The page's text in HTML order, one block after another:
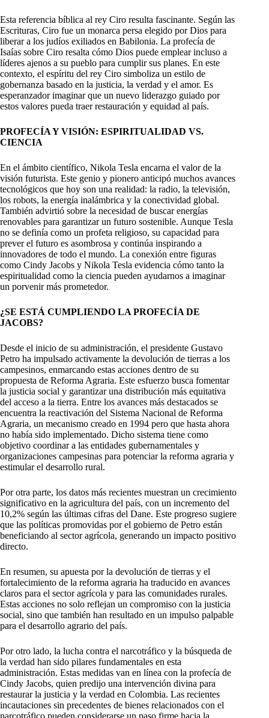
Esta referencia bíblica al rey Ciro resulta fascinante. Según las
Escrituras, Ciro fue un monarca persa elegido por Dios para
liberar a los judíos exiliados en Babilonia. La profecía de
Isaías sobre Ciro resalta cómo Dios puede emplear incluso a
líderes ajenos a su pueblo para cumplir sus planes. En este
contexto, el espíritu del rey Ciro simboliza un estilo de
gobernanza basado en la justicia, la verdad y el amor. Es
esperanzador imaginar que un nuevo liderazgo guiado por
estos valores pueda traer restauración y equidad al país.
PROFECÍA Y VISIÓN: ESPIRITUALIDAD VS.
CIENCIA
En el ámbito científico, Nikola Tesla encarna el valor de la
visión futurista. Este genio y pionero anticipó muchos avances
tecnológicos que hoy son una realidad: la radio, la televisión,
los robots, la energía inalámbrica y la conectividad global.
También advirtió sobre la necesidad de buscar energías
renovables para garantizar un futuro sostenible. Aunque Tesla
no se definía como un profeta religioso, su capacidad para
prever el futuro es asombrosa y continúa inspirando a
innovadores de todo el mundo. La conexión entre figuras
como Cindy Jacobs y Nikola Tesla evidencia cómo tanto la
espiritualidad como la ciencia pueden ayudarnos a imaginar
un porvenir más prometedor.
¿SE ESTÁ CUMPLIENDO LA PROFECÍA DE
JACOBS?
Desde el inicio de su administración, el presidente Gustavo
Petro ha impulsado activamente la devolución de tierras a los
campesinos, enmarcando estas acciones dentro de su
propuesta de Reforma Agraria. Este esfuerzo busca fomentar
la justicia social y garantizar una distribución más equitativa
del acceso a la tierra. Entre los avances más destacados se
encuentra la reactivación del Sistema Nacional de Reforma
Agraria, un mecanismo creado en 1994 pero que hasta ahora
no había sido implementado. Dicho sistema tiene como
objetivo coordinar a las entidades gubernamentales y
organizaciones campesinas para potenciar la reforma agraria y
estimular el desarrollo rural.
Por otra parte, los datos más recientes muestran un crecimiento
significativo en la agricultura del país, con un incremento del
10,2% según las últimas cifras del Dane. Este progreso sugiere
que las políticas promovidas por el gobierno de Petro están
beneficiando al sector agrícola, generando un impacto positivo
directo.
En resumen, su apuesta por la devolución de tierras y el
fortalecimiento de la reforma agraria ha traducido en avances
claros para el sector agrícola y para las comunidades rurales.
Estas acciones no solo reflejan un compromiso con la justicia
social, sino que también han resultado en un impulso palpable
para el desarrollo agrario del país.
Por otro lado, la lucha contra el narcotráfico y la búsqueda de
la verdad han sido pilares fundamentales en esta
administración. Estas medidas van en línea con la profecía de
Cindy Jacobs, quien predijo una intervención divina para
restaurar la justicia y la verdad en Colombia. Las recientes
incautaciones sin precedentes de bienes relacionados con el